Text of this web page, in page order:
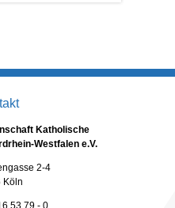
Katholische
Westfalen e.V.
2-4
Köln
53 79 - 0